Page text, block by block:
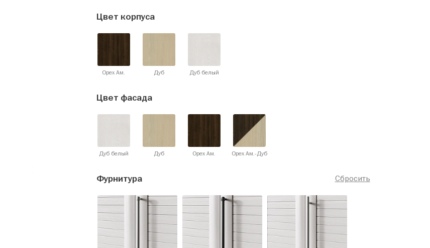
Цвет корпуса
Орех Ам. Дуб Дуб белый
Цвет фасада
Дуб белый Дуб Орех Ам. Орех Ам.-Дуб
Сбросить
Фурнитура